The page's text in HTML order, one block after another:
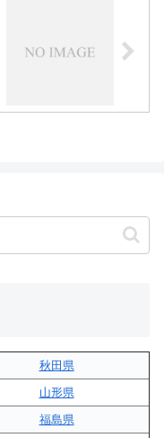
秋田県
山形県
福島県